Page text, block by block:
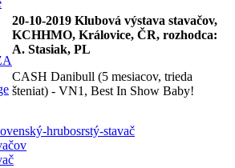
20-10-2019 Klubová výstava stavačov,
KCHHMO, Královice, ČR, rozhodca:
A. Stasiak, PL
CASH Danibull (5 mesiacov, trieda
šteniat) - VN1, Best In Show Baby!